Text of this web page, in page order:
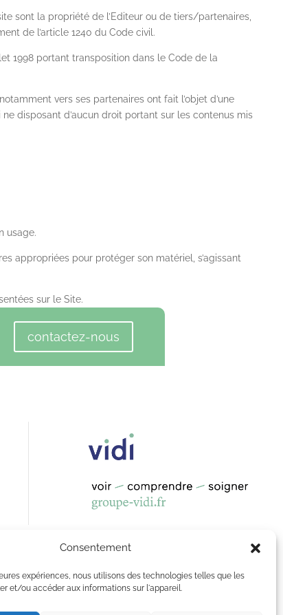
Consentement
expériences, nous utilisons des technologies telles que les
et/ou accéder aux informations sur l'appareil.
sont la propriété de l’Editeur ou de tiers/partenaires,
de l’article 1240 du Code civil.
1998 portant transposition dans le Code de la
vers ses partenaires ont fait l’objet d’une
disposant d’aucun droit portant sur les contenus mis
usage.
appropriées pour protéger son matériel, s’agissant
sur le Site.
contactez-nous